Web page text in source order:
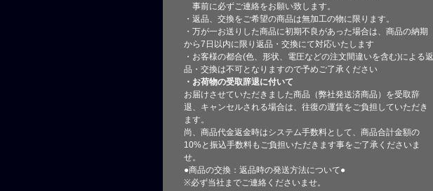
事前に必ずご連絡をお願い致します。
・返品、交換をご希望の商品は無加工の物に限ります。
・万が一お送りした商品に初期不良があった場合は、商品の納期
から7日以内に限り返品・交換にて対応いたします
・お客様の都合(色、形状、電圧などの注文間違いを含む)による返
品・交換は不可となりますので予めご了承ください
・お荷物の受取辞退に付いて
お届けさせていただきました商品（弊社発送済商品）を受取辞
退、キャンセルされる場合は、往復の運賃をご負担していただき
ます。
尚、商品代金返金時はシステム手数料として、商品合計金額の
10%と振込手数料もご負担いただきます事をご了承くださいま
せ。
●商品の交換：返品時の発送方法について●
※必ず当社までご連絡くださいませ。